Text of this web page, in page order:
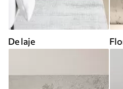
De laje